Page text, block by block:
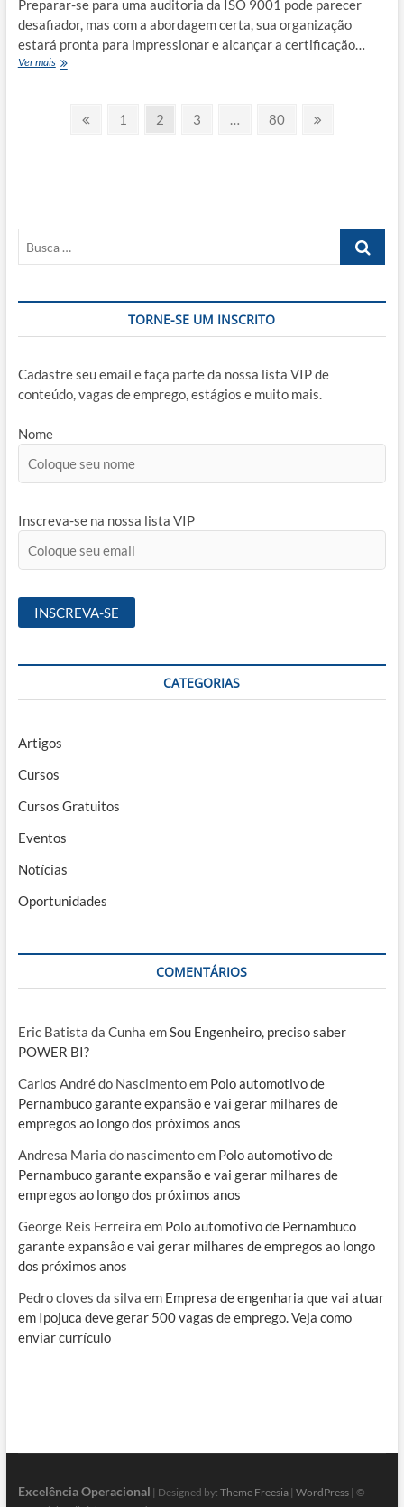
Preparar-se para uma auditoria da ISO 9001 pode parecer
desafiador, mas com a abordagem certa, sua organização
estará pronta para impressionar e alcançar a certificação…
Ver mais5
Garantir
Paginação
Previous
Page
1 Page
2 Page
3 … Page
80
Next
Busca
TORNE-SE UM INSCRITO
Cadastre seu email e faça parte da nossa lista VIP de
conteúdo, vagas de emprego, estágios e muito mais.
Nome
Inscreva-se na nossa lista VIP
CATEGORIAS
Artigos
Cursos
Cursos Gratuitos
Eventos
Notícias
Oportunidades
COMENTÁRIOS
Eric Batista da Cunha emSou Engenheiro, preciso saber
POWER BI?
Carlos André do Nascimentoem Polo automotivo de
Pernambuco garante expansão e vai gerar milhares de
empregos ao longo dos próximos anos
Andresa Maria do nascimentoem Polo automotivo de
Pernambuco garante expansão e vai gerar milhares de
empregos ao longo dos próximos anos
George Reis Ferreira em Polo automotivo de Pernambuco
garante expansão e vai gerar milhares de empregos ao longo
dos próximos anos
Pedro cloves da silva em Empresa de engenharia que vai atuar
em Ipojuca deve gerar 500 vagas de emprego. Veja como
enviar currículo
Excelência Operacional | Designed by: Theme Freesia| WordPress| ©